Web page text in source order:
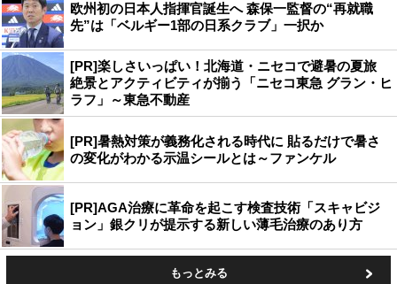
欧州初の日本人指揮官誕生へ 森保一監督の“再就職
先”は「ベルギー1部の日系クラブ」一択か
[PR]楽しさいっぱい！北海道・ニセコで避暑の夏旅
絶景とアクティビティが揃う「ニセコ東急 グラン・ヒ
ラフ」～東急不動産
[PR]暑熱対策が義務化される時代に 貼るだけで暑さ
の変化がわかる示温シールとは～ファンケル
[PR]AGA治療に革命を起こす検査技術「スキャビジ
ョン」銀クリが提示する新しい薄毛治療のあり方
もっとみる